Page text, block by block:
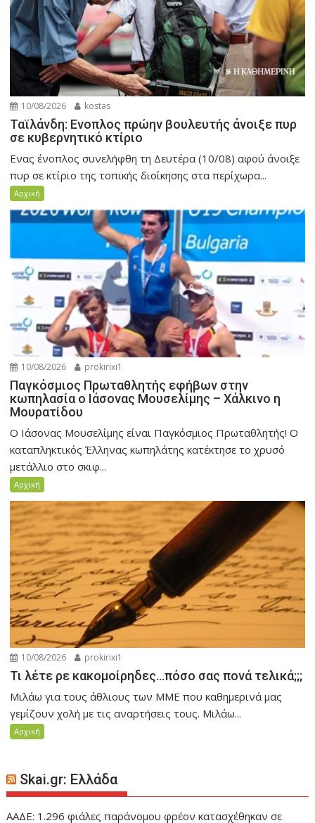
10/08/2026 kostas
Ταϊλάνδη: Ενοπλος πρώην βουλευτής άνοιξε πυρ
σε κυβερνητικό κτίριο
Ενας ένοπλος συνελήφθη τη Δευτέρα (10/08) αφού άνοιξε
πυρ σε κτίριο της τοπικής διοίκησης στα περίχωρα...
Αρχική
10/08/2026 prokirixi1
Παγκόσμιος Πρωταθλητής εφήβων στην
κωπηλασία ο Ιάσονας Μουσελίμης – Χάλκινο η
Μουρατίδου
Ο Ιάσονας Μουσελίμης είναι Παγκόσμιος Πρωταθλητής! Ο
καταπληκτικός Έλληνας κωπηλάτης κατέκτησε το χρυσό
μετάλλιο στο σκιφ...
Αρχική
10/08/2026 prokirixi1
Τι λέτε ρε κακομοίρηδες…πόσο σας πονά τελικά;;;
Μιλάω για τους άθλιους των ΜΜΕ που καθημερινά μας
γεμίζουν χολή με τις αναρτήσεις τους. Μιλάω...
Αρχική
Skai.gr: Ελλάδα
ΑΑΔΕ: 1.296 φιάλες παράνομου φρέον κατασχέθηκαν σε